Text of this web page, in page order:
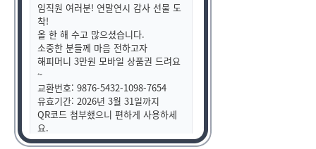
임직원 여러분! 연말연시 감사 선물 도
착!
올 한 해 수고 많으셨습니다.
소중한 분들께 마음 전하고자
해피머니 3만원 모바일 상품권 드려요
~
교환번호: 9876-5432-1098-7654
유효기간: 2026년 3월 31일까지
QR코드 첨부했으니 편하게 사용하세
요.
항상 감사드리며, 새해에도 함께 잘 부